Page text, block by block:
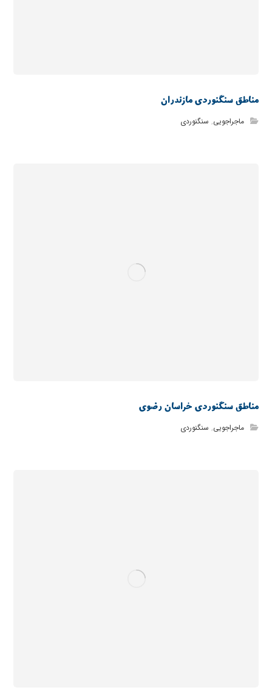
مناطق سنگنوردی مازندران
ماجراجویی, سنگنوردی
مناطق سنگنوردی خراسان رضوی
ماجراجویی, سنگنوردی